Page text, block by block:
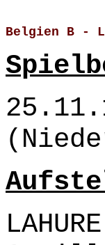
Belgien B -